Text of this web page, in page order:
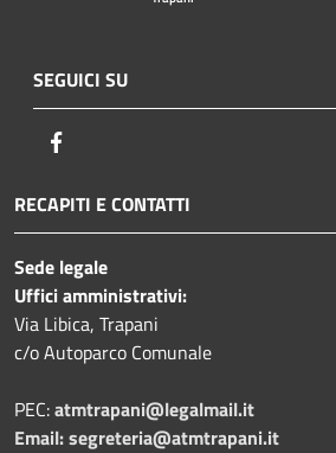
SEGUICI SU
RECAPITI E CONTATTI
Sede legale
Uffici amministrativi:
Via Libica, Trapani
c/o Autoparco Comunale
PEC:atmtrapani@legalmail.it
Email:segreteria@atmtrapani.it